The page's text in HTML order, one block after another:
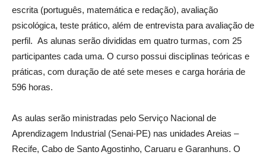
escrita (português, matemática e redação), avaliação
psicológica, teste prático, além de entrevista para avaliação de
perfil. As alunas serão divididas em quatro turmas, com 25
participantes cada uma. O curso possui disciplinas teóricas e
práticas, com duração de até sete meses e carga horária de
596 horas.
As aulas serão ministradas pelo Serviço Nacional de
Aprendizagem Industrial (Senai-PE) nas unidades Areias –
Recife, Cabo de Santo Agostinho, Caruaru e Garanhuns. O